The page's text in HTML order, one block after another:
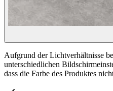
Aufgrund der Lichtverhältnisse
unterschiedlichen
dass die Farbe des Produktes